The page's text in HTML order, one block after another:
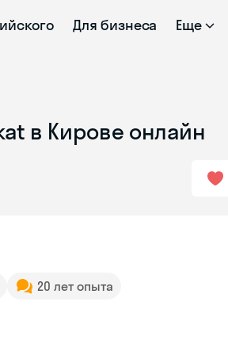
Для бизнеса Еще
в Кирове онлайн
20 лет опыта